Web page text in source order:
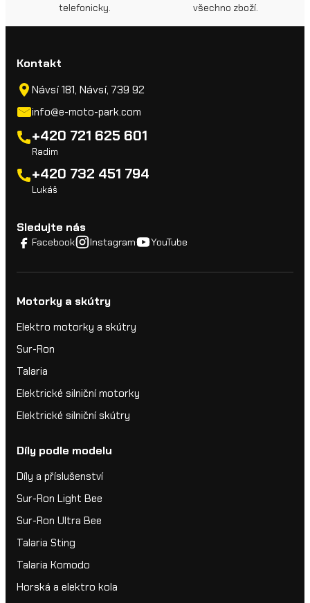
telefonicky.
všechno zboží.
Kontakt
Návsí 181, Návsí, 739 92
info@e-moto-park.com
+420 721 625 601
Radim
+420 732 451 794
Lukáš
Sledujte nás
Facebook Instagram YouTube
Motorky a skútry
Elektro motorky a skútry
Sur-Ron
Talaria
Elektrické silniční motorky
Elektrické silniční skútry
Díly podle modelu
Díly a příslušenství
Sur-Ron Light Bee
Sur-Ron Ultra Bee
Talaria Sting
Talaria Komodo
Horská a elektro kola